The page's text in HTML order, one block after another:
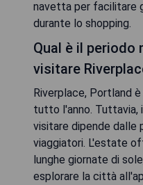
navetta per facilitare
durante lo shopping.
Qual è il periodo
visitare
Riverplace, Portland
tutto l'anno. Tuttavia,
visitare dipende dalle
viaggiatori. L'estate
lunghe giornate di
esplorare la città